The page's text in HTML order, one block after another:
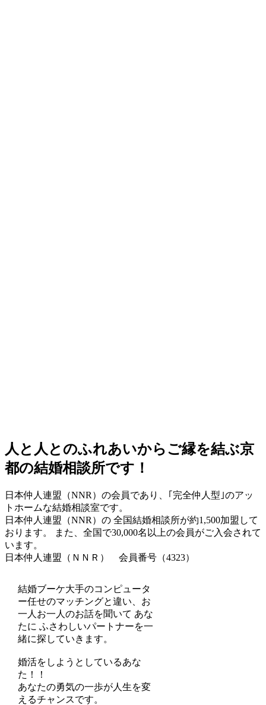
人と人とのふれあいからご縁を結ぶ京
都の結婚相談所です！
日本仲人連盟（NNR）の会員であり、｢完全仲人型｣のアッ
トホームな結婚相談室です。
日本仲人連盟（NNR）の 全国結婚相談所が約1,500加盟して
おります。 また、全国で30,000名以上の会員がご入会されて
います。
日本仲人連盟（ＮＮＲ） 会員番号（4323）
結婚ブーケ大手のコンピュータ
ー任せのマッチングと違い、お
一人お一人のお話を聞いて あな
たに ふさわしいパートナーを一
緒に探していきます。
婚活をしようとしているあな
た！！
あなたの勇気の一歩が人生を変
えるチャンスです。